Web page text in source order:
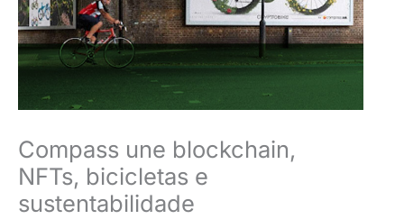
Compass une blockchain,
NFTs, bicicletas e
sustentabilidade